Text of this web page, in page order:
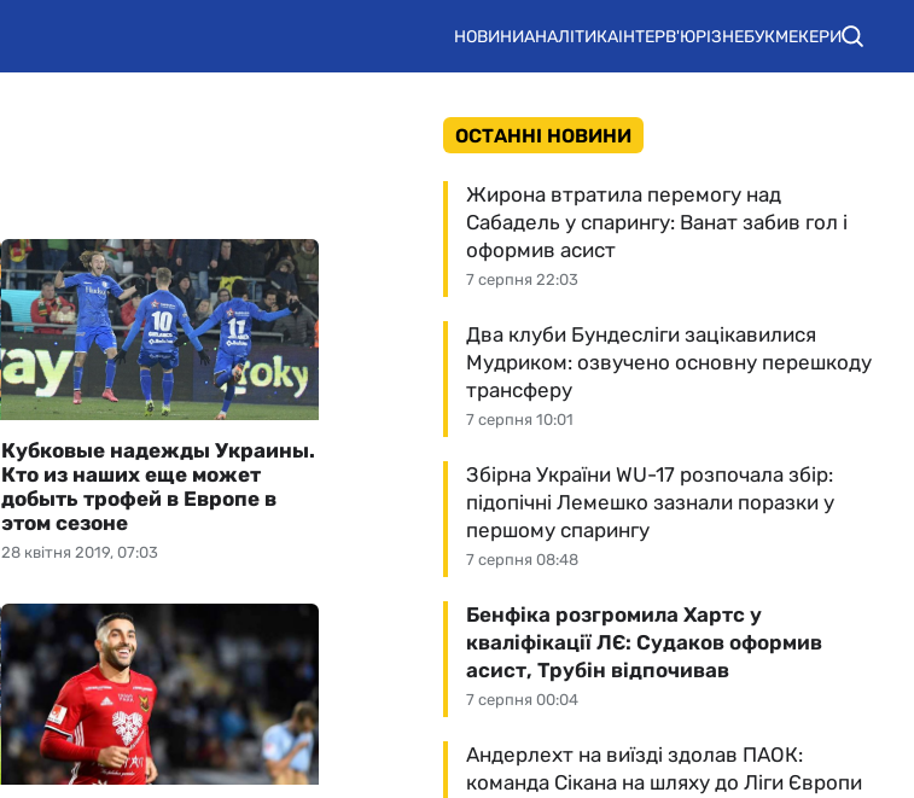
НОВИНИАНАЛІТИКАІНТЕРВ'ЮРІЗНЕБУКМЕКЕРИ
28 квітня 2019, 07:03
Кубковые надежды Украины.
Кто из наших еще может
добыть трофей в Европе в
этом сезоне
ОСТАННІ НОВИНИ
7 серпня 22:03
Жирона втратила перемогу над
Сабадель у спарингу: Ванат забив гол і
оформив асист
7 серпня 10:01
Два клуби Бундесліги зацікавилися
Мудриком: озвучено основну перешкоду
трансферу
7 серпня 08:48
Збірна України WU-17 розпочала збір:
підопічні Лемешко зазнали поразки у
першому спарингу
7 серпня 00:04
Бенфіка розгромила Хартс у
кваліфікації ЛЄ: Судаков оформив
асист, Трубін відпочивав
Андерлехт на виїзді здолав ПАОК:
команда Сікана на шляху до Ліги Європи